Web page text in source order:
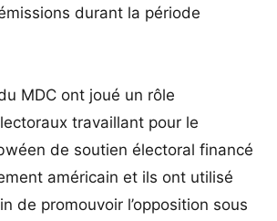
durant la période
MDC ont joué un rôle
travaillant pour le
de soutien électoral financé
américain et ils ont utilisé
de promouvoir l’opposition sous